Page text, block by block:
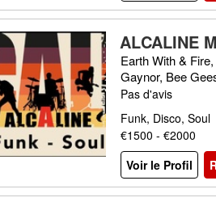
ALCALINE
Earth With &
Gaynor, Bee
Pas d'avis
Funk, Disco, Soul
€1500 - €2000
Voir le Profil